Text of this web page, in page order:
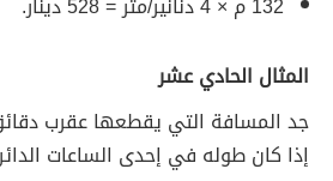
المثال الحادي عشر
جد المسافة التي يقطعها عقرب
إذا كان طوله في إحدى الساعات الدائرية 15 سم؟